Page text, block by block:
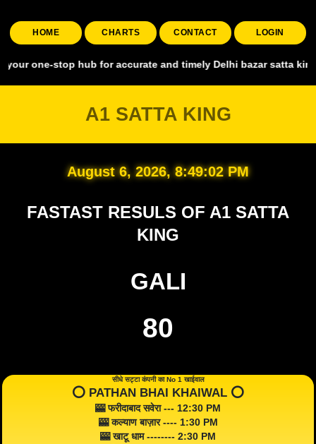
HOME CHARTS CONTACT LOGIN
hub for accurate and timely Delhi bazar satta king,
A1 SATTA KING
August 6, 2026, 8:49:03 PM
FASTAST RESULS OF A1 SATTA
KING
GALI
80
सीधे सट्टा कंपनी का No 1 खाईवाल
⭕️ PATHAN BHAI KHAIWAL ⭕️
🎰 फरीदाबाद सवेरा --- 12:30 PM
🎰 कल्याण बाज़ार ---- 1:30 PM
🎰 खाटू धाम -------- 2:30 PM